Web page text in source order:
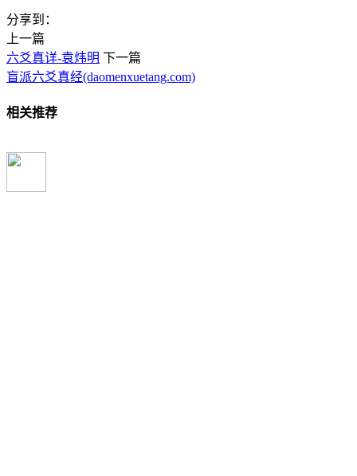
分享到：
上一篇
六爻真详-袁炜明 下一篇
盲派六爻真经(daomenxuetang.com)
相关推荐